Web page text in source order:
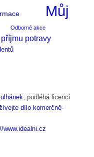
Můj
Odborné akce
potravy
, podléhá licenci
dílo komerčně-
www.idealni.cz